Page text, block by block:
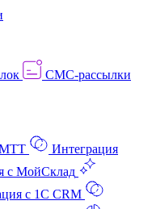
СМС-рассылки
МТТ
Интеграция
с МойСклад
с 1C CRM